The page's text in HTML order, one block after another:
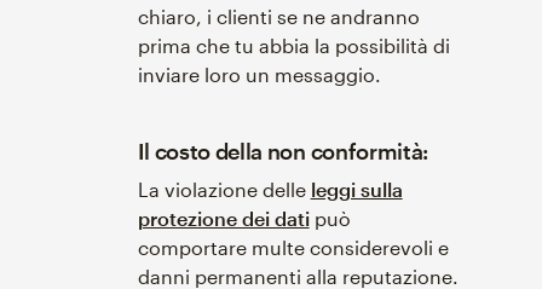
chiaro, i clienti se ne andranno
prima che tu abbia la possibilità di
inviare loro un messaggio.
Il costo della non conformità:
La violazione delle leggi sulla
protezione dei datipuò
comportare multe considerevoli e
danni permanenti alla reputazione.